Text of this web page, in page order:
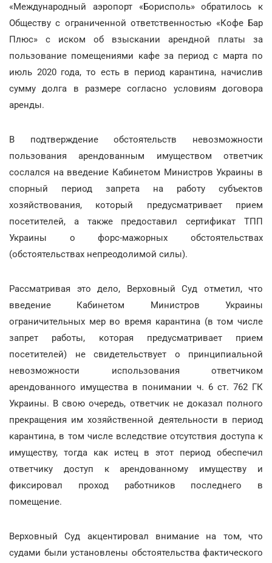
«Международный аэропорт «Борисполь» обратилось к
Обществу с ограниченной ответственностью «Кофе Бар
Плюс» с иском об взыскании арендной платы за
пользование помещениями кафе за период с марта по
июль 2020 года, то есть в период карантина, начислив
сумму долга в размере согласно условиям договора
аренды.
В подтверждение обстоятельств невозможности
пользования арендованным имуществом ответчик
сослался на введение Кабинетом Министров Украины в
спорный период запрета на работу субъектов
хозяйствования, который предусматривает прием
посетителей, а также предоставил сертификат ТПП
Украины о форс-мажорных обстоятельствах
(обстоятельствах непреодолимой силы).
Рассматривая это дело, Верховный Суд отметил, что
введение Кабинетом Министров Украины
ограничительных мер во время карантина (в том числе
запрет работы, которая предусматривает прием
посетителей) не свидетельствует о принципиальной
невозможности использования ответчиком
арендованного имущества в понимании ч. 6 ст. 762 ГК
Украины. В свою очередь, ответчик не доказал полного
прекращения им хозяйственной деятельности в период
карантина, в том числе вследствие отсутствия доступа к
имуществу, тогда как истец в этот период обеспечил
ответчику доступ к арендованному имуществу и
фиксировал проход работников последнего в
помещение.
Верховный Суд акцентировал внимание на том, что
судами были установлены обстоятельства фактического